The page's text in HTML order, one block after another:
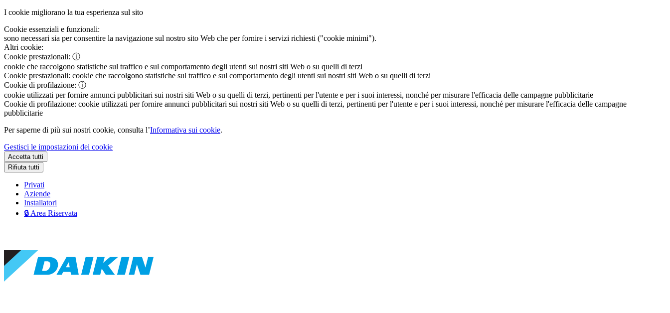
I cookie migliorano la tua esperienza sul sito
Cookie essenziali e funzionali:
sono necessari sia per consentire la navigazione sul nostro sito Web che per fornire i servizi richiesti ("cookie minimi").
Altri cookie:
Cookie prestazionali: ⓘ
cookie che raccolgono statistiche sul traffico e sul comportamento degli utenti sui nostri siti Web o su quelli di terzi
Cookie prestazionali: cookie che raccolgono statistiche sul traffico e sul comportamento degli utenti sui nostri siti Web o su quelli di terzi
Cookie di profilazione: ⓘ
cookie utilizzati per fornire annunci pubblicitari sui nostri siti Web o su quelli di terzi, pertinenti per l'utente e per i suoi interessi, nonché per misurare l'efficacia delle campagne pubblicitarie
Cookie di profilazione: cookie utilizzati per fornire annunci pubblicitari sui nostri siti Web o su quelli di terzi, pertinenti per l'utente e per i suoi interessi, nonché per misurare l'efficacia delle campagne
pubblicitarie
Per saperne di più sui nostri cookie, consulta l’Informativa sui cookie.
Gestisci le impostazioni dei cookie
Accetta tutti
Rifiuta tutti
Privati
Aziende
Installatori
🔒 Area Riservata